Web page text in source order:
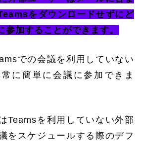
をダウンロードせずにど
参加することができます。
での会議を利用していない
に簡単に会議に参加できま
Teamsを利用していない外部
をスケジュールする際のデフ